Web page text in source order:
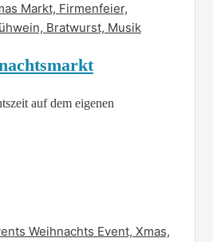
auf dem eigenen